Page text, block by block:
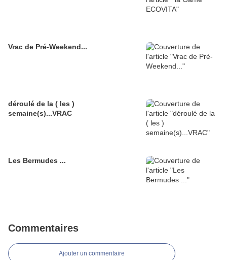
Vrac de Pré-Weekend...
déroulé de la ( les )
semaine(s)...VRAC
Les Bermudes ...
Commentaires
Ajouter un commentaire